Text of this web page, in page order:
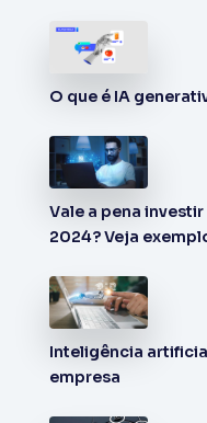
O que é IA
Vale a pena
2024? Veja
Inteligência
empresa